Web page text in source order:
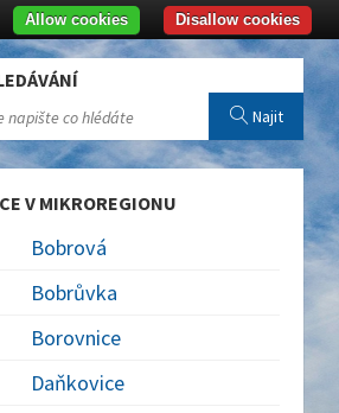
Najit
V MIKROREGIONU
Bobrová
Bobrůvka
Borovnice
Daňkovice
Disallow cookies
Allow cookies